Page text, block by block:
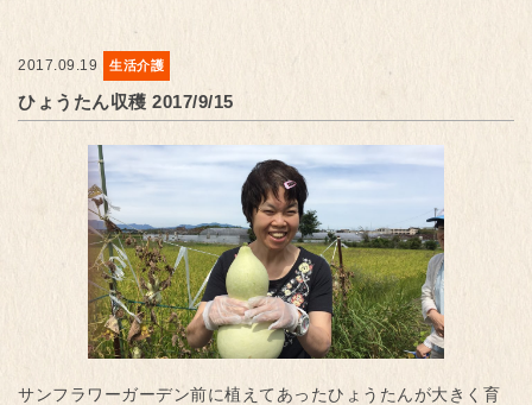
2017.09.19 生活介護
ひょうたん収穫 2017/9/15
サンフラワーガーデン前に植えてあったひょうたんが大きく育